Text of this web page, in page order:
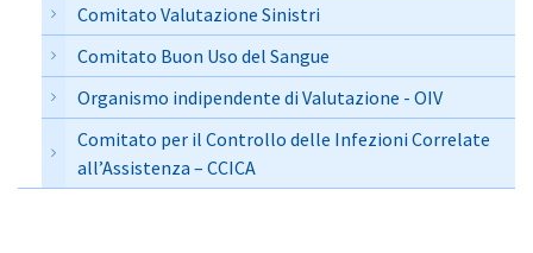
Comitato Valutazione Sinistri
Comitato Buon Uso del Sangue
Organismo indipendente di Valutazione - OIV
Comitato per il Controllo delle Infezioni Correlate
all’Assistenza – CCICA